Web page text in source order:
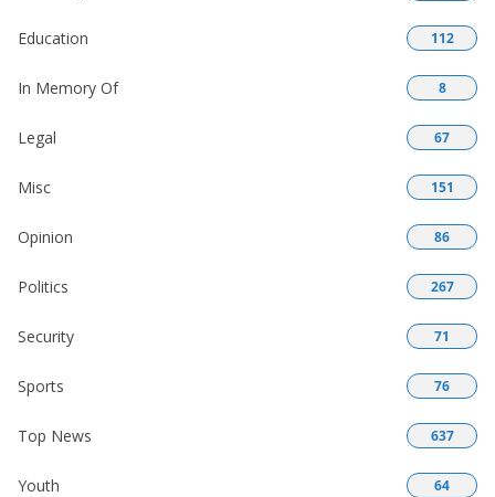
Education 112
In Memory Of 8
Legal 67
Misc 151
Opinion 86
Politics 267
Security 71
Sports 76
Top News 637
Youth 64